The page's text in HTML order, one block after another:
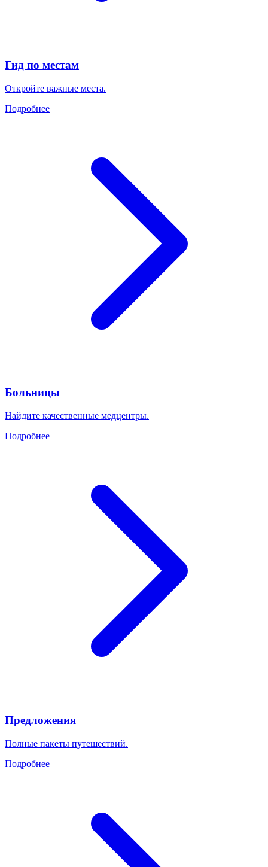
Гид по местам
Откройте важные места.
Подробнее
Больницы
Найдите качественные медцентры.
Подробнее
Предложения
Полные пакеты путешествий.
Подробнее